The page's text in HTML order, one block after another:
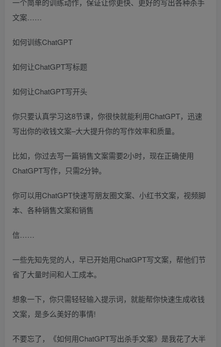
一个简单的训练动作，保证让你更快、更好的写出各种杀手
文案……
如何训练ChatGPT
如何让ChatGPT写标题
如何让ChatGPT写开头
你只要认真学习这8节课，你很快就能利用ChatGPT，迅速
写出你的收钱文案–大大提升你的写作效率和质量。
比如，你过去写一篇销售文案需要2小时，现在正确使用
ChatGPT写作，只需2分钟。
你可以用ChatGPT快速写朋友圈文案、小红书文案，视频脚
本、各种销售文案和销售
信……
一些先知先觉的人，早已开始用ChatGPT写文案，帮他们节
省了大量时间和人工成本。
想象一下，你只需轻轻输入提示词，就能帮你快速生成收钱
文案，是多么美好的事情!
不要忘了，《如何用ChatGPT写出杀手文案》是我花了大半